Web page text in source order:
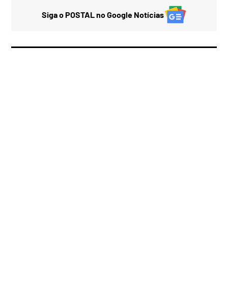
Siga o POSTAL no Google Notícias